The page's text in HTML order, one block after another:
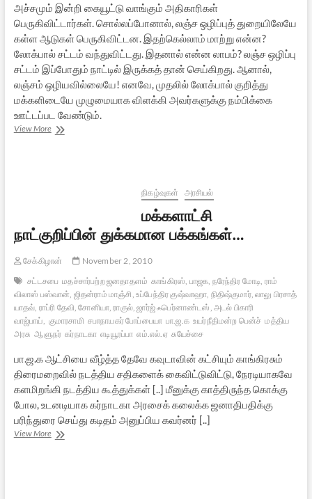
அச்சமும் இன்றி கையூட்டு வாங்கும் அதிகாரிகள்
பெருகிவிட்டார்கள். சொல்லப்போனால், லஞ்ச ஒழிப்புத் துறையிலேயே
கள்ள ஆடுகள் பெருகிவிட்டன. இதற்கெல்லாம் மாற்று என்ன?
லோக்பால் சட்டம் வந்துவிட்டது. இதனால் என்ன லாபம்? லஞ்ச ஒழிப்பு
சட்டம் இப்போதும் நாட்டில் இருக்கத் தான் செய்கிறது. ஆனால்,
லஞ்சம் ஒழியவில்லையே! எனவே, முதலில் லோக்பால் குறித்து
மக்களிடையே முழுமையாக விளக்கி அவர்களுக்கு நம்பிக்கை
ஊட்டப்பட வேண்டும்.
View Moreலோக்பால்:
நிகழ்வுகள் அரசியல்
மக்களாட்சி
நாட்குறிப்பின் துக்கமான பக்கங்கள்…
சேக்கிழான்
November 2, 2010
சட்டசபை மதச்சார்பற்ற ஜனதாதளம் காங்கிரஸ், பாஜக, நரேந்திர மோடி, ராம்
விலாஸ் பஸ்வான், ஜிதன்ராம் மாஞ்சி, உப்பேந்திர குஷ்வாஹா, நிதிஷ்குமார், லாலு பிரசாத்
யாதவ், ராப்ரி தேவி, சோனியா, ராகுல், ஜார்ஜ் ஃபெர்னாண்டஸ், அடல் பிகாரி
வாஜ்பாய், குமாரசாமி சபாநாயகர் போப்பையா பா.ஜ.க உயர்நீதிமன்ற பென்ச் மத்திய
அரசு ஆளுநர் கர்நாடகா எடியூரப்பா எம்.எல்.ஏ சுயேச்சை
பா.ஜ.க ஆட்சியை வீழ்த்த தேவே கவுடாவின் கட்சியும் காங்கிரசும்
திரைமறைவில் நடத்திய சதிகளைக் கைவிட்டுவிட்டு, நேரடியாகவே
களமிறங்கி நடத்திய கூத்துக்கள் [..] மீனுக்கு காத்திருந்த கொக்கு
போல, உடனடியாக கர்நாடகா அரசைக் கலைக்க ஜனாதிபதிக்கு
பரிந்துரை செய்து கடிதம் அனுப்பிய கவர்னர் [..]
View Moreமக்களாட்சி